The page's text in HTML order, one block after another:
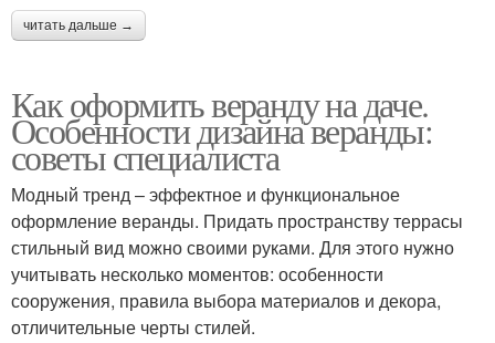
читать дальше →
Как оформить веранду на даче.
Особенности дизайна веранды:
советы специалиста
Модный тренд – эффектное и функциональное
оформление веранды. Придать пространству террасы
стильный вид можно своими руками. Для этого нужно
учитывать несколько моментов: особенности
сооружения, правила выбора материалов и декора,
отличительные черты стилей.